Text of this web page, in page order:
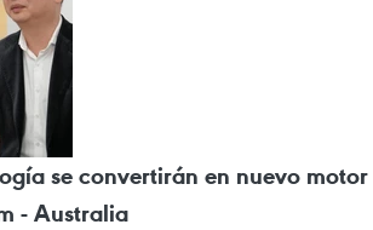
se convertirán en nuevo motor
- Australia